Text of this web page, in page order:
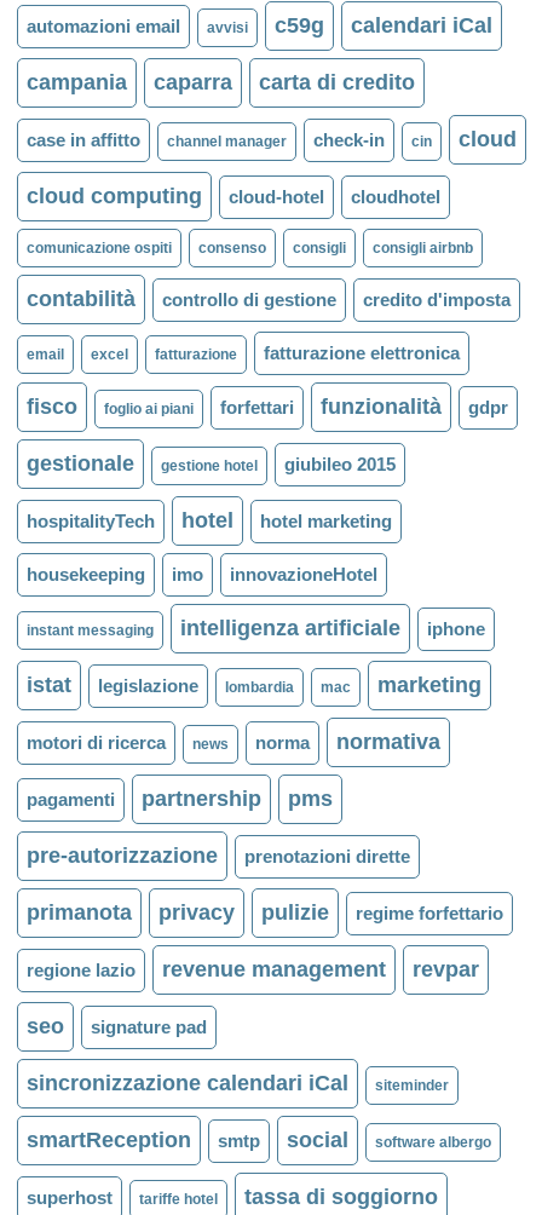
automazioni email avvisi c59g calendari iCal
campania caparra carta di credito
case in affitto channel manager check-in cin cloud
cloud computing cloud-hotel cloudhotel
comunicazione ospiti consenso consigli consigli airbnb
contabilità controllo di gestione credito d'imposta
email excel fatturazione fatturazione elettronica
fisco foglio ai piani forfettari funzionalità gdpr
gestionale gestione hotel giubileo 2015
hospitalityTech hotel hotel marketing
housekeeping imo innovazioneHotel
instant messaging intelligenza artificiale iphone
istat legislazione lombardia mac marketing
motori di ricerca news norma normativa
pagamenti partnership pms
pre-autorizzazione prenotazioni dirette
primanota privacy pulizie regime forfettario
regione lazio revenue management revpar
seo signature pad
sincronizzazione calendari iCal siteminder
smartReception smtp social software albergo
superhost tariffe hotel tassa di soggiorno